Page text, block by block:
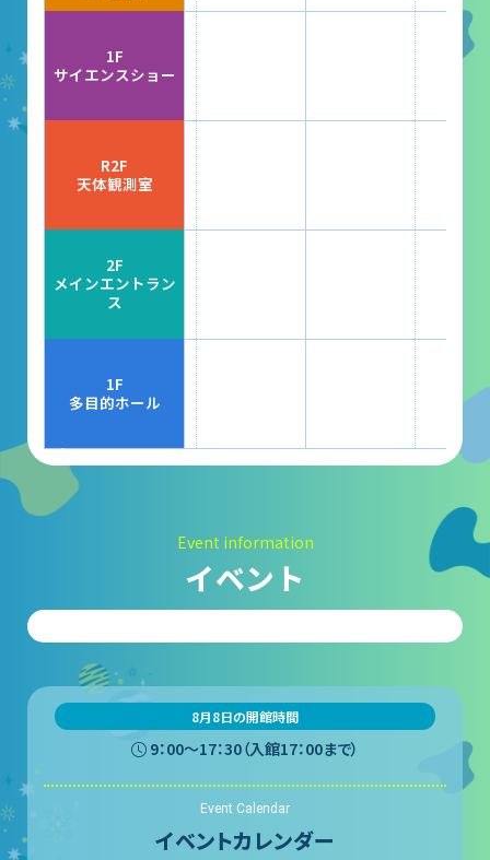
大村智名誉館長
サイエンスショーブース
多目的ホール
作品展
大村賞
科学館で働きたい方へ
実験・展示分野のアルバイト募集
インフォメーション アルバイト募集
科学館ボランティア募集
職場体験・実習・CST
博物館実習について
1F
サイエンスショー
R2F
天体観測室
2F
メインエントラン
ス
1F
多目的ホール
Event information
イベント
8月8日の開館時間
9：00〜17：30（入館17：00まで）
Event Calendar
イベントカレンダー